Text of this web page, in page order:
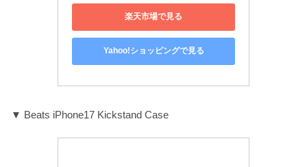
楽天市場で見る
Yahoo!ショッピングで見る
▼ Beats iPhone17 Kickstand Case